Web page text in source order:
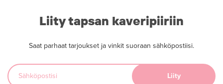
Liity tapsan kaveripiiriin
Saat parhaat tarjoukset ja vinkit suoraan sähköpostiisi.